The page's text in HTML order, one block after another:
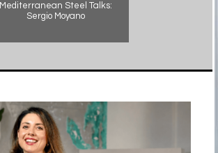
Mediterranean Steel Talks:
Sergio Moyano